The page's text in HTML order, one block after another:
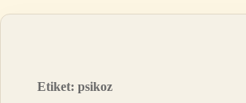
Etiket:psikoz